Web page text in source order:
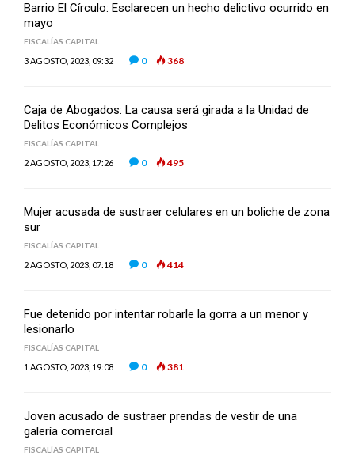
Barrio El Círculo: Esclarecen un hecho delictivo ocurrido en
mayo
FISCALÍAS CAPITAL
3 AGOSTO, 2023, 09:32 0 368
Caja de Abogados: La causa será girada a la Unidad de
Delitos Económicos Complejos
FISCALÍAS CAPITAL
2 AGOSTO, 2023, 17:26 0 495
Mujer acusada de sustraer celulares en un boliche de zona
sur
FISCALÍAS CAPITAL
2 AGOSTO, 2023, 07:18 0 414
Fue detenido por intentar robarle la gorra a un menor y
lesionarlo
FISCALÍAS CAPITAL
1 AGOSTO, 2023, 19:08 0 381
Joven acusado de sustraer prendas de vestir de una
galería comercial
FISCALÍAS CAPITAL